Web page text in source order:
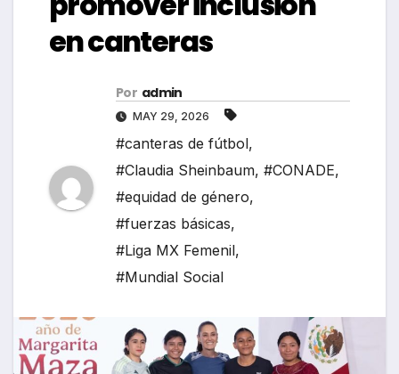
en canteras
Por admin
MAY 29, 2026
#canteras de fútbol,
#Claudia Sheinbaum, #CONADE,
#equidad de género,
#fuerzas básicas,
#Liga MX Femenil,
#Mundial Social